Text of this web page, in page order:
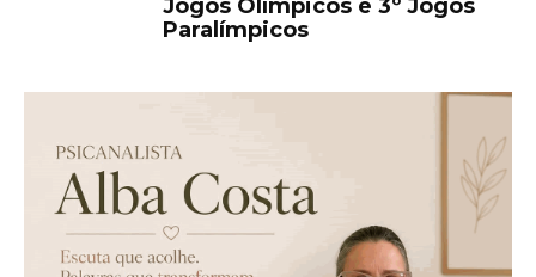
Jogos Olímpicos e 3º Jogos
Paralímpicos